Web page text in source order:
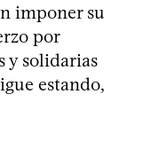
imponer su
por
y solidarias
estando,